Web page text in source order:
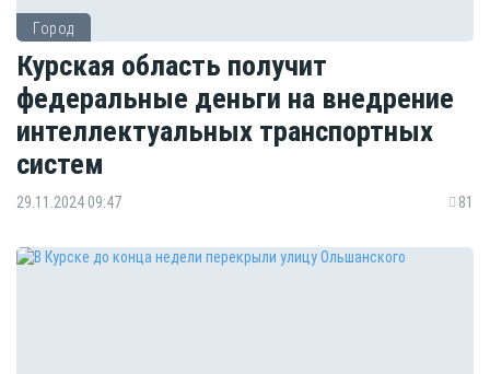
Город
Курская область получит
федеральные деньги на внедрение
интеллектуальных транспортных
систем
29.11.2024 09:47 81